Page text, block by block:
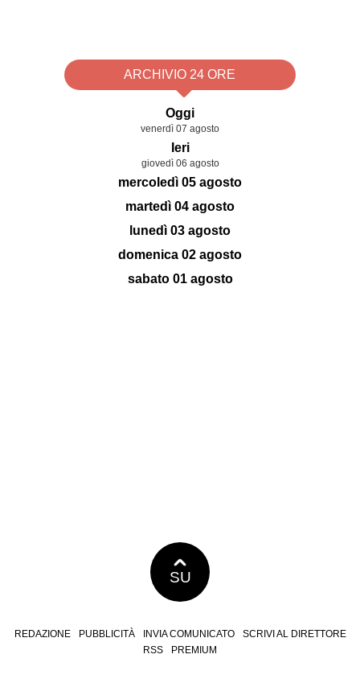
ARCHIVIO 24 ORE
Oggi
venerdì 07 agosto
Ieri
giovedì 06 agosto
mercoledì 05 agosto
martedì 04 agosto
lunedì 03 agosto
domenica 02 agosto
sabato 01 agosto
SU
REDAZIONE PUBBLICITÀ INVIA COMUNICATO
SCRIVI AL DIRETTORE
RSS
PREMIUM